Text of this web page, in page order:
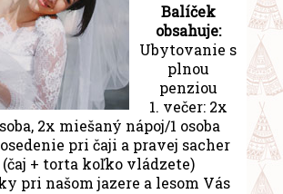
Balíček
obsahuje:
Ubytovanie s
plnou
penziou
1. večer: 2x
2x miešaný nápoj/1 osoba
pri čaji a pravej sacher
+ torta koľko vládzete)
pri našom jazere a lesom Vás